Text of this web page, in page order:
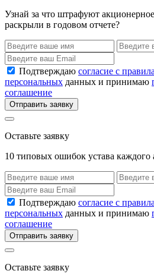
Узнай за что штрафуют
раскрыли в годовом отчете?
Подтверждаю согласие с
персональных данных и принимаю
соглашение
Отправить заявку
Оставьте заявку
10 типовых ошибок устава каждого
Подтверждаю согласие с
персональных данных и принимаю
соглашение
Отправить заявку
Оставьте заявку